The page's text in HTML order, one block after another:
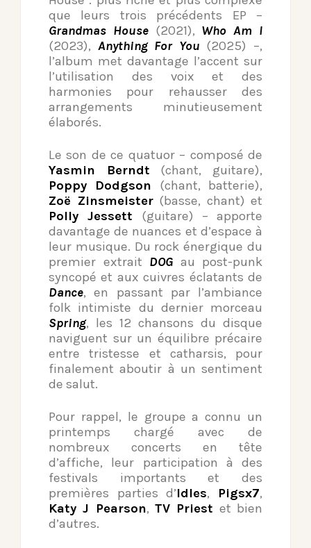
que leurs trois précédents EP –
Grandmas House (2021), Who Am I
(2023), Anything For You (2025) –,
l’album met davantage l’accent sur
l’utilisation des voix et des
harmonies pour rehausser des
arrangements minutieusement
élaborés.
Le son de ce quatuor – composé de
Yasmin Berndt (chant, guitare),
Poppy Dodgson (chant, batterie),
Zoë Zinsmeister(basse, chant) et
Polly Jessett (guitare) – apporte
davantage de nuances et d’espace à
leur musique. Du rock énergique du
premier extrait DOG au post-punk
syncopé et aux cuivres éclatants de
Dance, en passant par l’ambiance
folk intimiste du dernier morceau
Spring, les 12 chansons du disque
naviguent sur un équilibre précaire
entre tristesse et catharsis, pour
finalement aboutir à un sentiment
de salut.
Pour rappel, le groupe a connu un
printemps chargé avec de
nombreux concerts en tête
d’affiche, leur participation à des
festivals importants et des
premières parties d’Idles, Pigsx7,
Katy J Pearson,TV Priest et bien
d’autres.